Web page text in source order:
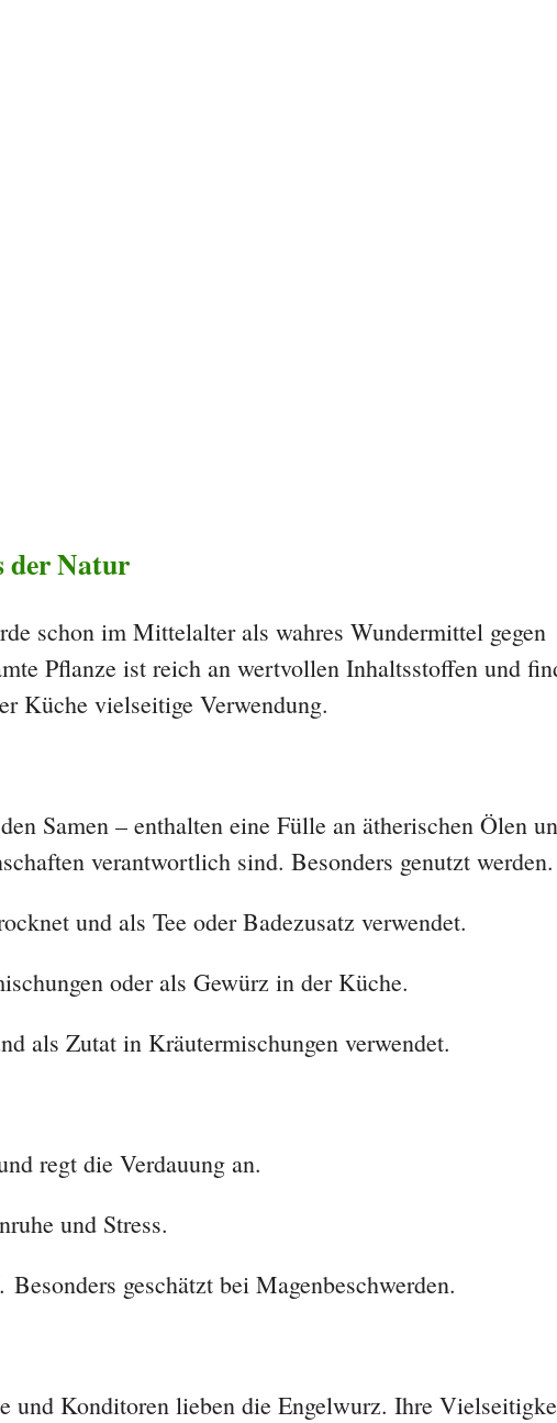
der Natur
schon im Mittelalter als wahres Wundermittel gegen
Pflanze ist reich an wertvollen Inhaltsstoffen und
Küche vielseitige Verwendung.
Samen – enthalten eine Fülle an ätherischen Ölen
verantwortlich sind. Besonders genutzt werden.
und als Tee oder Badezusatz verwendet.
oder als Gewürz in der Küche.
als Zutat in Kräutermischungen verwendet.
regt die Verdauung an.
und Stress.
Besonders geschätzt bei Magenbeschwerden.
und Konditoren lieben die Engelwurz. Ihre